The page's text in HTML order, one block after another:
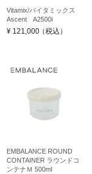
Vitamix/バイタミックス
Ascent A2500i
¥ 121,000（税込）
EMBALANCE ROUND
CONTAINER ラウンドコ
ンテナＭ 500ml